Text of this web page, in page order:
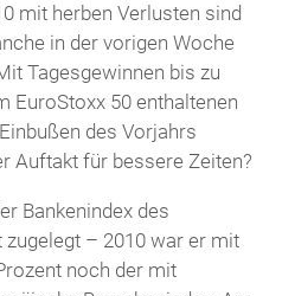
mit herben Verlusten sind
in der vorigen Woche
Tagesgewinnen bis zu
EuroStoxx 50 enthaltenen
des Vorjahrs
Auftakt für bessere Zeiten?
Bankenindex des
zugelegt – 2010 war er mit
noch der mit